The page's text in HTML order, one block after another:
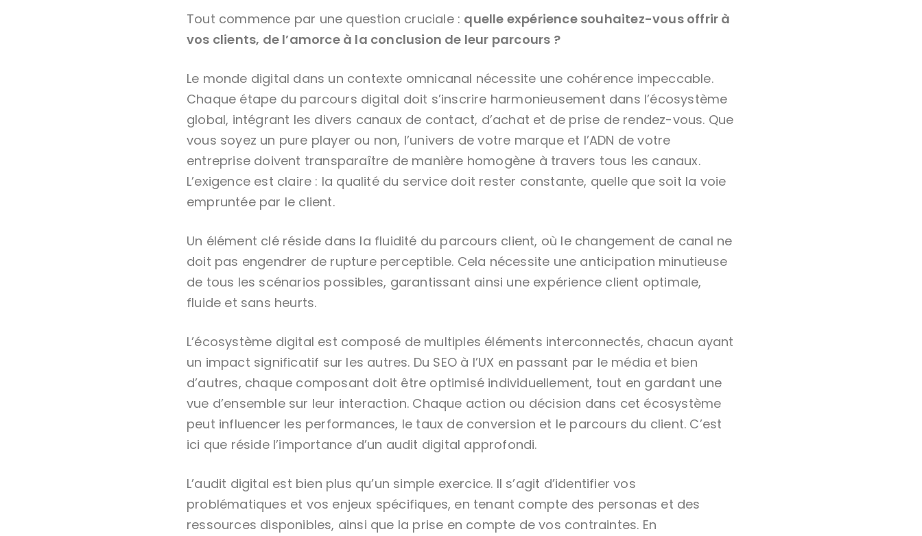
Tout commence par une question cruciale : quelle expérience souhaitez-vous offrir à
vos clients, de l’amorce à la conclusion de leur parcours ?
Le monde digital dans un contexte omnicanal nécessite une cohérence impeccable.
Chaque étape du parcours digital doit s’inscrire harmonieusement dans l’écosystème
global, intégrant les divers canaux de contact, d’achat et de prise de rendez-vous. Que
vous soyez un pure player ou non, l’univers de votre marque et l’ADN de votre
entreprise doivent transparaître de manière homogène à travers tous les canaux.
L’exigence est claire : la qualité du service doit rester constante, quelle que soit la voie
empruntée par le client.
Un élément clé réside dans la fluidité du parcours client, où le changement de canal ne
doit pas engendrer de rupture perceptible. Cela nécessite une anticipation minutieuse
de tous les scénarios possibles, garantissant ainsi une expérience client optimale,
fluide et sans heurts.
L’écosystème digital est composé de multiples éléments interconnectés, chacun ayant
un impact significatif sur les autres. Du SEO à l’UX en passant par le média et bien
d’autres, chaque composant doit être optimisé individuellement, tout en gardant une
vue d’ensemble sur leur interaction. Chaque action ou décision dans cet écosystème
peut influencer les performances, le taux de conversion et le parcours du client. C’est
ici que réside l’importance d’un audit digital approfondi.
L’audit digital est bien plus qu’un simple exercice. Il s’agit d’identifier vos
problématiques et vos enjeux spécifiques, en tenant compte des personas et des
ressources disponibles, ainsi que la prise en compte de vos contraintes. En